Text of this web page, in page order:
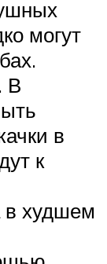
могут
В
в
к
в худшем